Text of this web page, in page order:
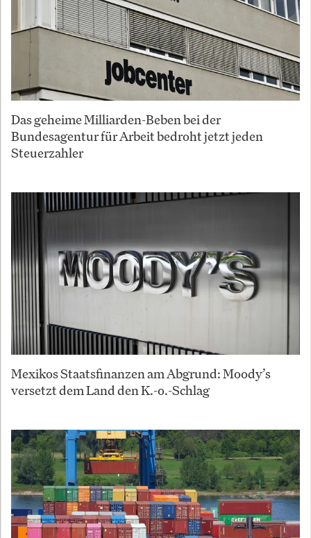
Das geheime Milliarden-Beben bei der
Bundesagentur für Arbeit bedroht jetzt jeden
Steuerzahler
Mexikos Staatsfinanzen am Abgrund: Moody’s
versetzt dem Land den K.-o.-Schlag